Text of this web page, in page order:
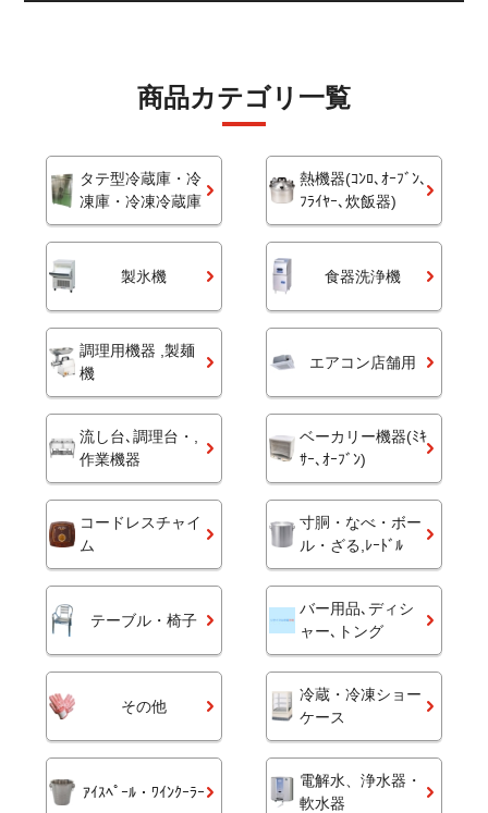
商品カテゴリ一覧
タテ型冷蔵庫・冷
凍庫・冷凍冷蔵庫
熱機器(ｺﾝﾛ､ｵｰﾌﾞﾝ､
ﾌﾗｲﾔｰ､炊飯器)
製氷機 食器洗浄機
調理用機器 ,製麺
機
エアコン店舗用
流し台､調理台・,
作業機器
ベーカリー機器(ﾐｷ
ｻｰ､ｵｰﾌﾞﾝ)
コードレスチャイ
ム
寸胴・なべ・ボー
ル・ざる,ﾚｰﾄﾞﾙ
テーブル・椅子
バー用品､ディシ
ャー､トング
その他
冷蔵・冷凍ショー
ケース
ｱｲｽﾍﾟｰﾙ・ﾜｲﾝｸｰﾗｰ
電解水、浄水器・
軟水器